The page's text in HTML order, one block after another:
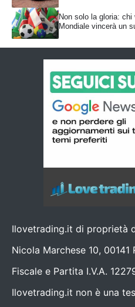
Non solo la gloria: chi
Mondiale vincerà un
Ilovetrading.it di proprietà
Nicola Marchese 10,
Fiscale e Partita I.V.A.
Ilovetrading.it non è una